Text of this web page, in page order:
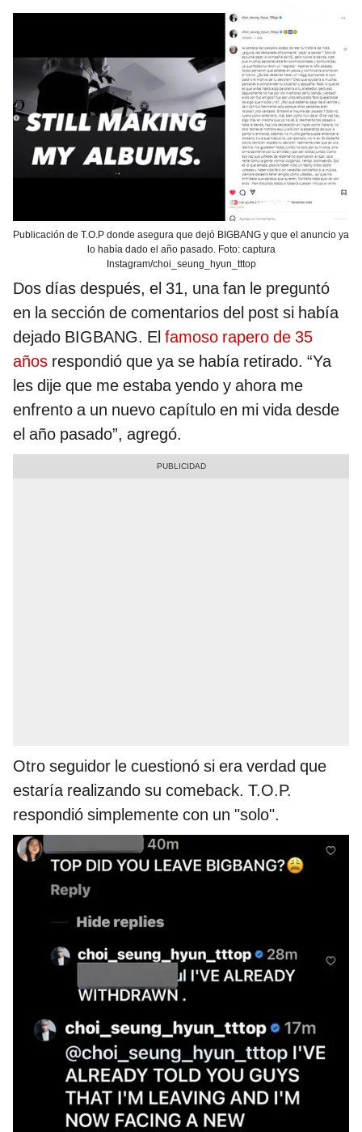
Publicación de T.O.P donde asegura que dejó BIGBANG y que el anuncio ya
lo había dado el año pasado. Foto: captura
Instagram/choi_seung_hyun_tttop
Dos días después, el 31, una fan le preguntó
en la sección de comentarios del post si había
dejado BIGBANG. El famoso rapero de 35
años respondió que ya se había retirado. “Ya
les dije que me estaba yendo y ahora me
enfrento a un nuevo capítulo en mi vida desde
el año pasado”, agregó.
Otro seguidor le cuestionó si era verdad que
estaría realizando su comeback. T.O.P.
respondió simplemente con un "solo".